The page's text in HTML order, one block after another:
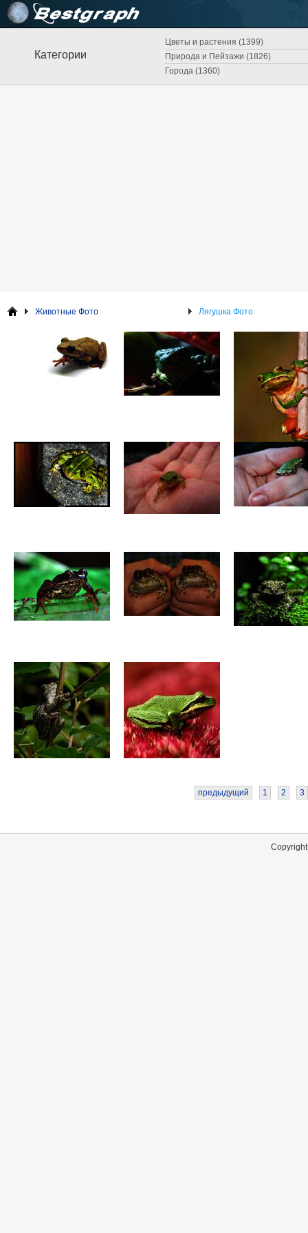
Категории
Цветы и растения (1399)
Природа и Пейзажи (1826)
Города (1360)
Животные Фото Лягушка Фото
предыдущий 1 2 3